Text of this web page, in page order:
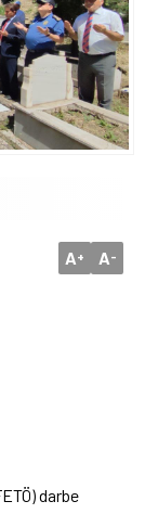
A+ A-
darbe